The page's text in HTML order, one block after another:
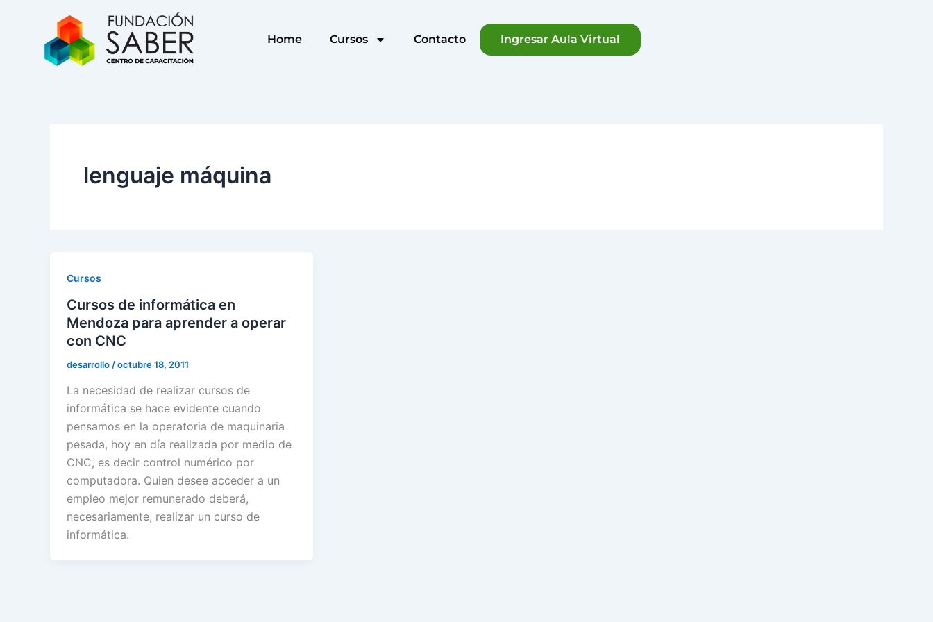
contenido
Home Cursos Contacto Ingresar Aula Virtual
lenguaje máquina
Cursos
Cursos de informática en
Mendoza para aprender a operar
con CNC
desarrollo /octubre 18, 2011
La necesidad de realizar cursos de
informática se hace evidente cuando
pensamos en la operatoria de maquinaria
pesada, hoy en día realizada por medio de
CNC, es decir control numérico por
computadora. Quien desee acceder a un
empleo mejor remunerado deberá,
necesariamente, realizar un curso de
informática.